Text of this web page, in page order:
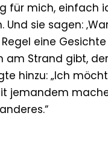
für mich, einfach
sie sagen:
eine Gesichte
am Strand gibt,
hinzu: „Ich
jemandem